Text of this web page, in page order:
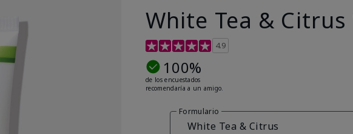
White Tea &
Calificación de clientes de 4,7 de 5
4.9
100%
de los encuestados
recomendaría a un amigo.
Formulario
White Tea & Citrus